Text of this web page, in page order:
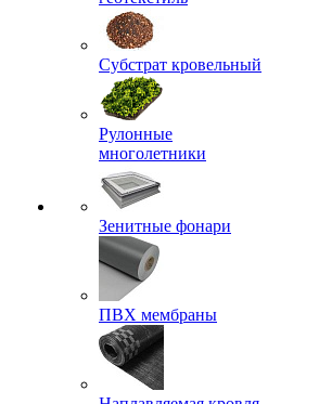
Субстрат кровельный
Рулонные
многолетники
Зенитные фонари
ПВХ мембраны